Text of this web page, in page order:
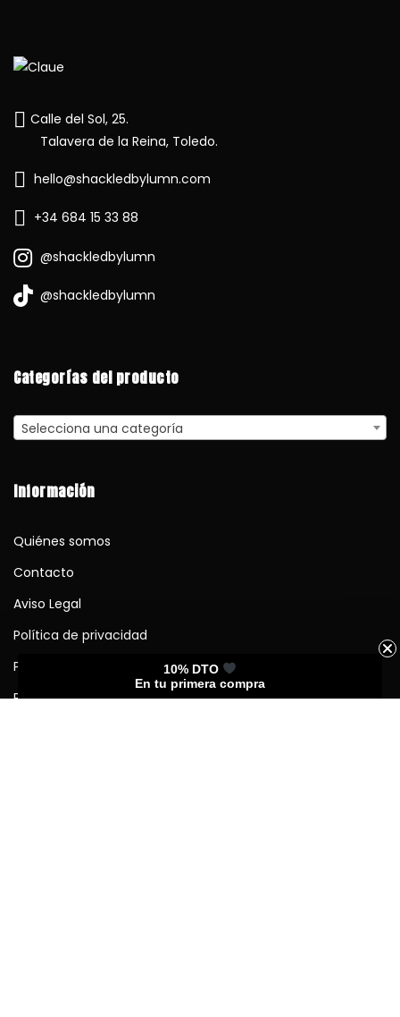
Calle del Sol, 25.
Talavera de la Reina, Toledo.
hello@shackledbylumn.com
+34 684 15 33 88
@shackledbylumn
@shackledbylumn
Categorías del producto
Selecciona una categoría
Información
Quiénes somos
Contacto
Aviso Legal
Política de privacidad
Política de cookies (UE)
Política de devoluciones
10% DTO
En tu primera compra